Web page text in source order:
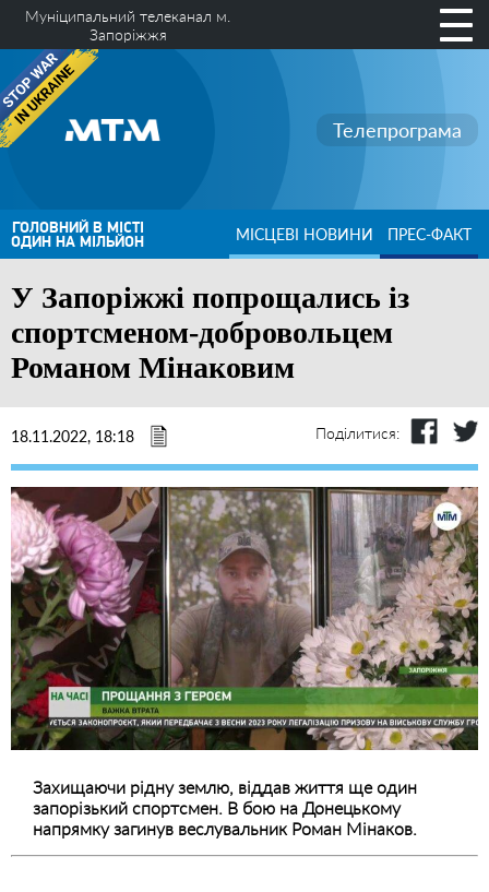
Муніципальний телеканал м.
Запоріжжя
Телепрограма
ГОЛОВНИЙ В МІСТІ
ОДИН НА МІЛЬЙОН МІСЦЕВІ НОВИНИ ПРЕС-ФАКТ
У Запоріжжі попрощались із
спортсменом-добровольцем
Романом Мінаковим
18.11.2022, 18:18 Поділитися:
Захищаючи рідну землю, віддав життя ще один
запорізький спортсмен. В бою на Донецькому
напрямку загинув веслувальник Роман Мінаков.